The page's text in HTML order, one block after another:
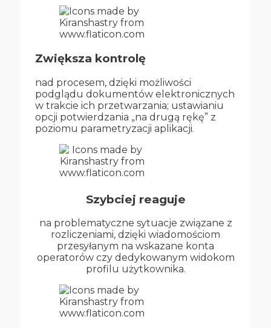
Zwiększa kontrolę
nad procesem, dzięki możliwości
podglądu dokumentów elektronicznych
w trakcie ich przetwarzania; ustawianiu
opcji potwierdzania „na drugą rękę” z
poziomu parametryzacji aplikacji.
Szybciej reaguje
na problematyczne sytuacje związane z
rozliczeniami, dzięki wiadomościom
przesyłanym na wskazane konta
operatorów czy dedykowanym widokom
profilu użytkownika.